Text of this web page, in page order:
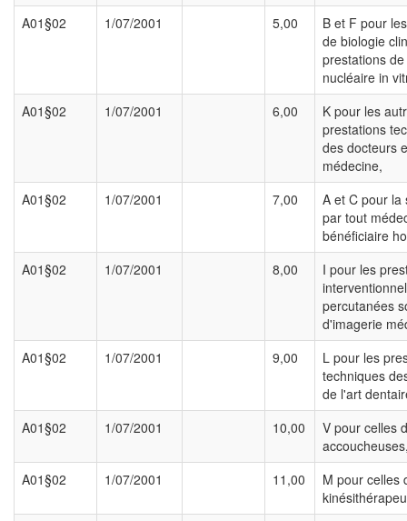
A01§02
1/07/2001 5,00
B et F pour
de biologie
prestations
nucléaire in
A01§02
1/07/2001 6,00
K pour les
prestations
des docteurs
médecine,
A01§02
1/07/2001 7,00
A et C pour la
par tout
bénéficiaire
A01§02
1/07/2001 8,00
I pour les
percutanées
d'imagerie
A01§02
1/07/2001 9,00
L pour les
techniques
de l'art
A01§02
1/07/2001 10,00
V pour celles
A01§02
1/07/2001 11,00
M pour celles